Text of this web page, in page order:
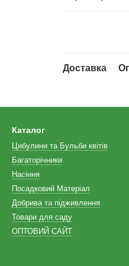
Доставка
Каталог
Цибулини та Бульби квітів
Багаторічники
Насіння
Посадковий Матеріал
Добрива та підживлення
Товари для саду
ОПТОВИЙ САЙТ